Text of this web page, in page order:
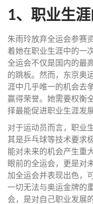
1、职业生
朱雨玲放弃全运会参赛
着她在职业生涯中的一
全运会不仅是国内的最
的跳板。然而，东京奥
涯中几乎唯一的机会去
赢得荣誉。她需要权衡
择最能促进职业生涯发
对于运动员而言，职业
其是乒乓球等技术要求
能对未来的机会产生重
眼前的全运会，更是对
加全运会并表现出色，
一切无法与奥运金牌的
会，是对自己职业发展